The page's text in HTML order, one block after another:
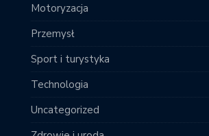
Motoryzacja
Przemysł
Sport i turystyka
Technologia
Uncategorized